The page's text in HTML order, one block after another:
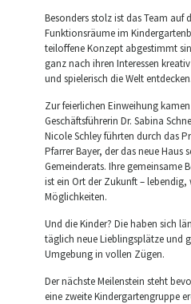
Besonders stolz ist das Team auf
Funktionsräume im
teiloffene Konzept abgestimmt
ganz nach ihren Interessen
und spielerisch die Welt entdecken.
Zur feierlichen Einweihung
Geschäftsführerin Dr. Sabina
Nicole Schley führten durch das
Pfarrer Bayer, der das neue Haus
Gemeinderats. Ihre gemeinsame
ist ein Ort der Zukunft –
Möglichkeiten.
Und die Kinder? Die haben sich
täglich neue Lieblingsplätze und
Umgebung in vollen Zügen.
Der nächste Meilenstein steht
eine zweite Kindergartengruppe